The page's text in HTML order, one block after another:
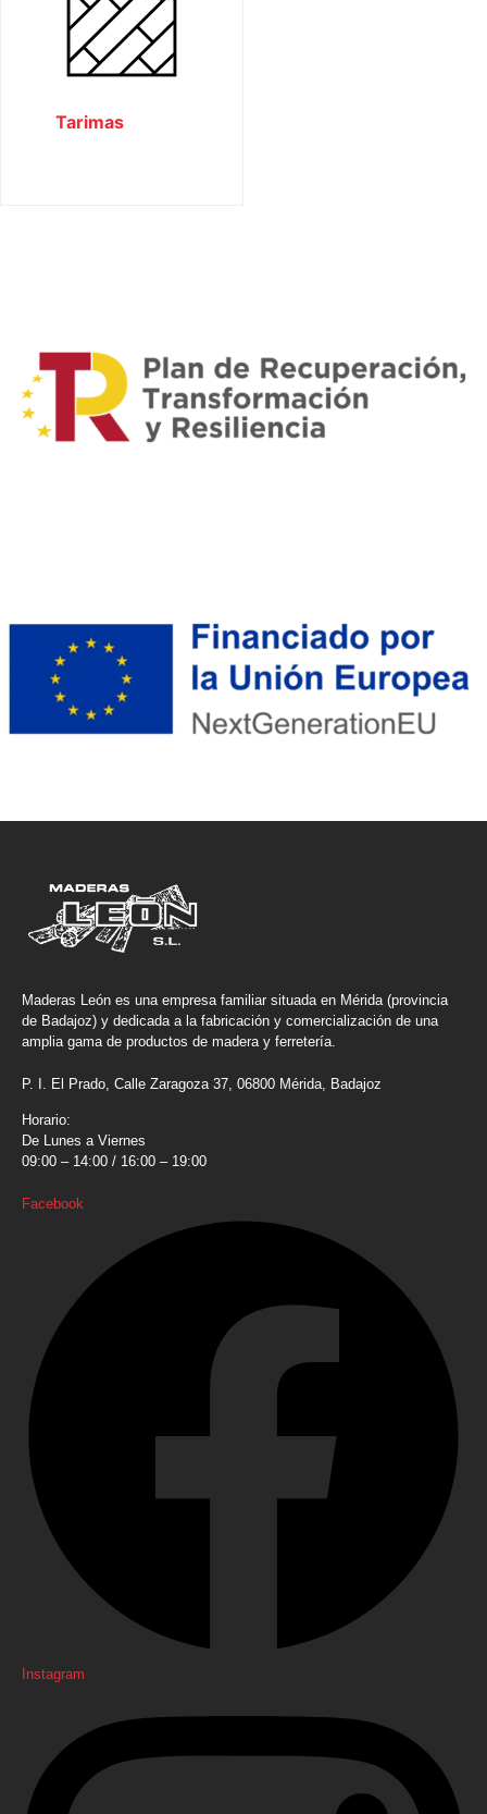
Tarimas
Maderas León es una empresa familiar situada en Mérida (provincia
de Badajoz) y dedicada a la fabricación y comercialización de una
amplia gama de productos de madera y ferretería.
P. I. El Prado, Calle Zaragoza 37, 06800 Mérida, Badajoz
Horario:
De Lunes a Viernes
09:00 – 14:00 / 16:00 – 19:00
Facebook
Instagram